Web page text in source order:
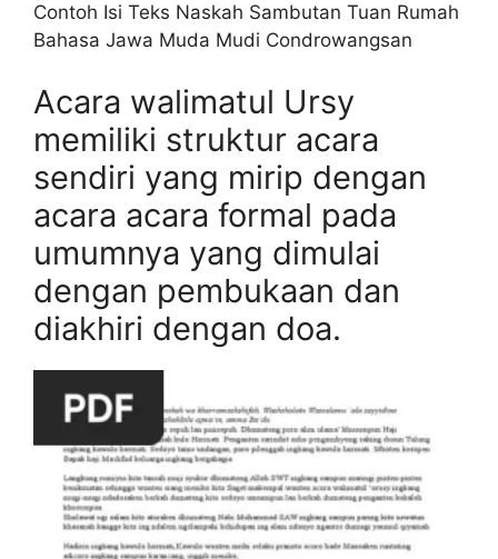
Contoh Isi Teks Naskah Sambutan Tuan Rumah
Bahasa Jawa Muda Mudi Condrowangsan
Acara walimatul Ursy
memiliki struktur acara
sendiri yang mirip dengan
acara acara formal pada
umumnya yang dimulai
dengan pembukaan dan
diakhiri dengan doa.